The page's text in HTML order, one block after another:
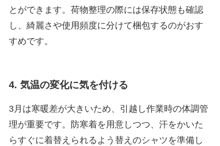
とができます。荷物整理の際には保存状態も確認
し、綺麗さや使用頻度に分けて梱包するのがおす
すめです。
4. 気温の変化に気を付ける
3月は寒暖差が大きいため、引越し作業時の体調管
理が重要です。防寒着を用意しつつ、汗をかいた
らすぐに着替えられるよう替えのシャツを準備し